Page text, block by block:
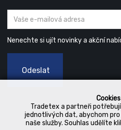
Cookies
Tradetex a partneři potřebují
jednotlivých dat, abychom
naše služby. Souhlas udělíte
Nenechte si ujít novinky a akční
Odeslat